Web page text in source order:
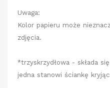
Uwaga:
Kolor papieru może
zdjęcia.
*trzyskrzydłowa - składa
jedna stanowi ściankę